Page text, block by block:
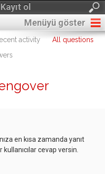
ol
Menüyü göster
activity
All questions
en kısa zamanda yanıt
cevap versin.